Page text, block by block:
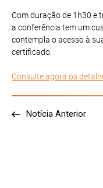
Com duração de 1h30 e
a conferência tem um
contempla o acesso à
certificado.
Consulte agora os
Notícia Anterior